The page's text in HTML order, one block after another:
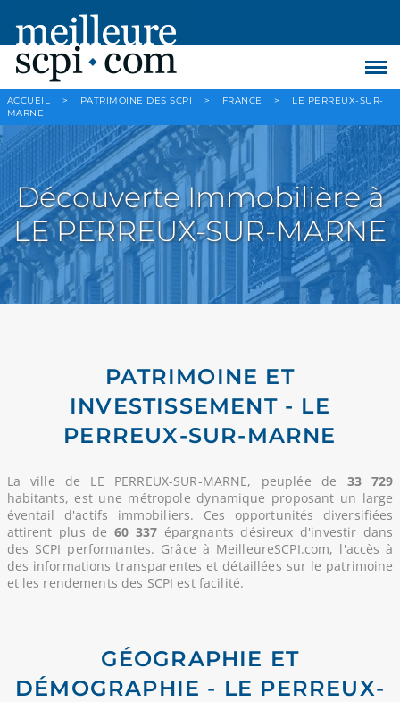
ACCUEIL > PATRIMOINE DES SCPI > FRANCE >
LE PERREUX-SUR-
MARNE
Découverte Immobilière à
LE PERREUX-SUR-MARNE
PATRIMOINE ET
INVESTISSEMENT - LE
PERREUX-SUR-MARNE
La ville de LE PERREUX-SUR-MARNE, peuplée de 33 729
habitants, est une métropole dynamique proposant un large
éventail d'actifs immobiliers. Ces opportunités diversifiées
attirent plus de 60 337 épargnants désireux d'investir dans
des SCPI performantes. Grâce à MeilleureSCPI.com, l'accès à
des informations transparentes et détaillées sur le patrimoine
et les rendements des SCPI est facilité.
GÉOGRAPHIE ET
DÉMOGRAPHIE - LE PERREUX-